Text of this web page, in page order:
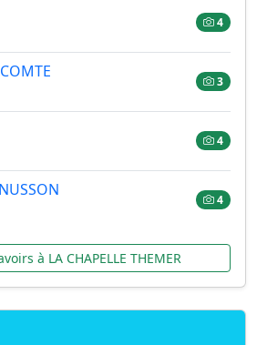
4
3
4
4
à LA CHAPELLE THEMER